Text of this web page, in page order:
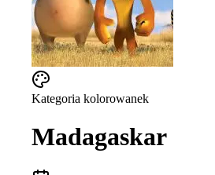
Kategoria kolorowanek
Madagaskar